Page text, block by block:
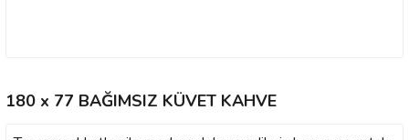
180 x 77 BAĞIMSIZ KÜVET KAHVE